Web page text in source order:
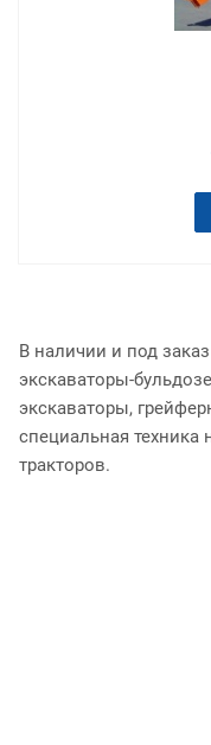
В наличии и под
экскаваторы-
экскаваторы,
специальная техника
тракторов.